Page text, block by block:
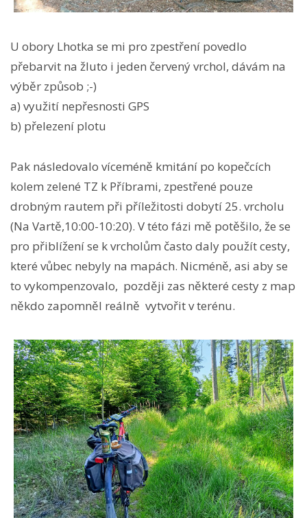
U obory Lhotka se mi pro zpestření povedlo
přebarvit na žluto i jeden červený vrchol, dávám na
výběr způsob ;-)
a) využití nepřesnosti GPS
b) přelezení plotu
Pak následovalo víceméně kmitání po kopečcích
kolem zelené TZ k Příbrami, zpestřené pouze
drobným rautem při příležitosti dobytí 25. vrcholu
(Na Vartě,10:00-10:20). V této fázi mě potěšilo, že se
pro přiblížení se k vrcholům často daly použít cesty,
které vůbec nebyly na mapách. Nicméně, asi aby se
to vykompenzovalo, později zas některé cesty z map
někdo zapomněl reálně vytvořit v terénu.